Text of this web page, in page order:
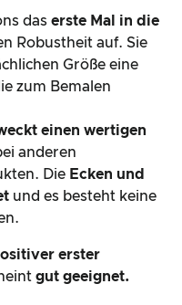
das erste Mal in die
Robustheit auf. Sie
Größe eine
zum Bemalen
einen wertigen
anderen
Die Ecken und
und es besteht keine
erster
gut geeignet.